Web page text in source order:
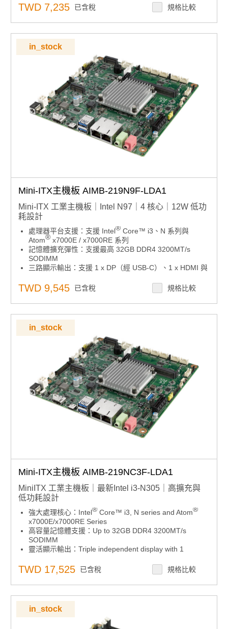
多元 I/O 擴充選項：具備 1 x M.2 B-Key、1 x M.2 E-
Key、3 x USB 3.2 Gen2x1、5 x USB 2.0、1 x USB
Type-C 與 6 x COM
輕薄板型設計：採 THIN Mini-ITX 架構，低堆疊 I/O 並搭
載無風扇散熱方案
寬溫工業應用：支援 -20°C 至 70°C（-4°F 至 158°F）操
TWD 7,235 已含稅 規格比較
in_stock
Mini-ITX主機板 AIMB-219N9F-LDA1
Mini-ITX 工業主機板｜Intel N97｜4 核心｜12W 低功
耗設計
處理器平台支援：支援 Intel® Core™ i3、N 系列與
Atom® x7000E / x7000RE 系列
記憶體擴充彈性：支援最高 32GB DDR4 3200MT/s
SODIMM
三路顯示輸出：支援 1 x DP（經 USB-C）、1 x HDMI 與
完整 I/O 擴充：內建 1 x M.2 B-Key、1 x M.2 E-Key、3
x USB 3.2 Gen2x1、5 x USB 2.0、1 x USB Type-C 與 6
x COM
精巧無風扇設計：THIN Mini-ITX 板型，採低堆疊 I/O 與
無風扇散熱結構
寬溫環境對應：支援 -20°C 至 70°C（-4°F 至 158°F）工
TWD 9,545 已含稅 規格比較
in_stock
Mini-ITX主機板 AIMB-219NC3F-LDA1
MiniITX 工業主機板｜最新Intel i3-N305｜高擴充與
低功耗設計
強大處理核心：Intel® Core™ i3, N series and Atom®
x7000E/x7000RE Series
高容量記憶體支援：Up to 32GB DDR4 3200MT/s
SODIMM
靈活顯示輸出：Triple independent display with 1
高速擴充能力：Abundant I/O expansion: 1 M.2 B-key &
1 M.2 E-key, 3 USB 3.2 Gen2x1, 5 USB 2.0, 1 USB
Type-C and 6 COM
工作環境與散熱設計：THIN Mini-ITX low profile I/O
stack design, fanless thermal solution
工作環境與散熱設計：Extend operating temperature:
-20C~70°C (-4 ~ 158 °F)
TWD 17,525 已含稅 規格比較
in_stock